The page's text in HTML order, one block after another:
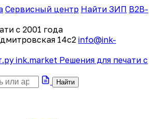
Сервисный центр Найти ЗИП B2B-
с 2001 года
14с2 info@ink-
ink.market Решения для печати с
Найти